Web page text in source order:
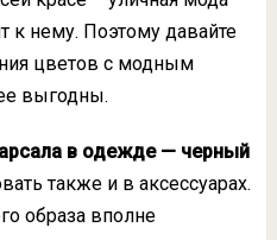
нему. Поэтому давайте
цветов с модным
выгодны.
в одежде — черный
также и в аксессуарах.
образа вполне